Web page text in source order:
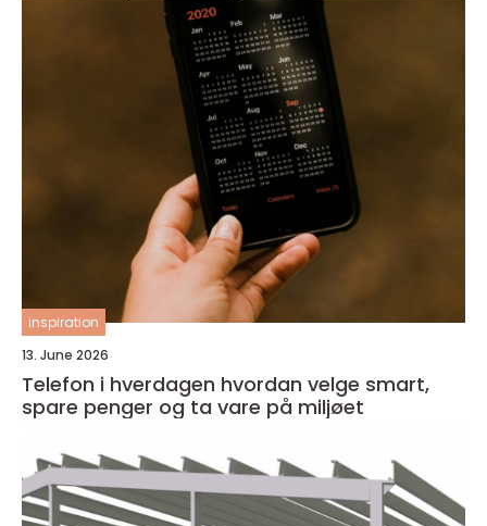
inspiration
13. June 2026
Telefon i hverdagen hvordan velge smart,
spare penger og ta vare på miljøet